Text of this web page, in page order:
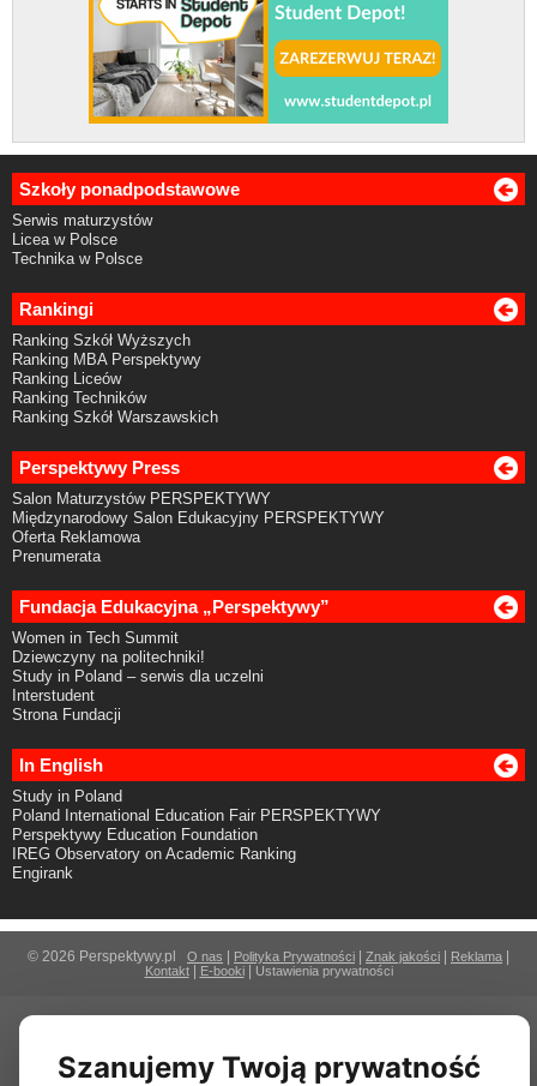
Szkoły ponadpodstawowe
Serwis maturzystów
Licea w Polsce
Technika w Polsce
Rankingi
Ranking Szkół Wyższych
Ranking MBA Perspektywy
Ranking Liceów
Ranking Techników
Ranking Szkół Warszawskich
Perspektywy Press
Salon Maturzystów PERSPEKTYWY
Międzynarodowy Salon Edukacyjny PERSPEKTYWY
Oferta Reklamowa
Prenumerata
Fundacja Edukacyjna „Perspektywy”
Women in Tech Summit
Dziewczyny na politechniki!
Study in Poland – serwis dla uczelni
Interstudent
Strona Fundacji
In English
Study in Poland
Poland International Education Fair PERSPEKTYWY
Perspektywy Education Foundation
IREG Observatory on Academic Ranking
Engirank
© 2026 Perspektywy.pl O nas | Polityka Prywatności | Znak jakości | Reklama |
Kontakt| E-booki| Ustawienia prywatności
Szanujemy Twoją prywatność